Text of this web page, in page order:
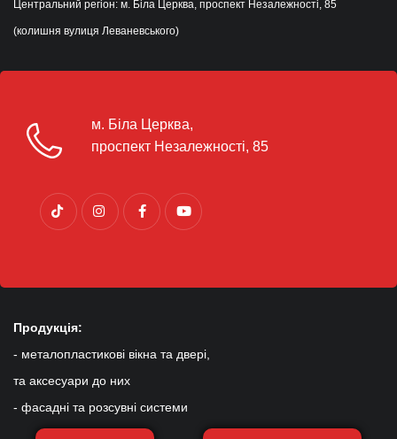
Центральний регіон: м. Біла Церква, проспект Незалежності, 85
(колишня вулиця Леваневського)
м. Біла Церква,
проспект Незалежності, 85
Продукція:
- металопластикові вікна та двері,
та аксесуари до них
- фасадні та розсувні системи